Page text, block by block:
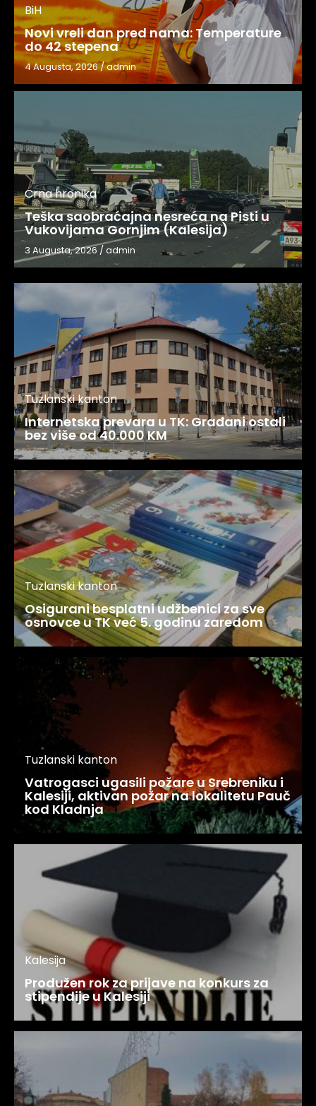
BiH
Novi vreli dan pred nama: Temperature
do 42 stepena
4 Augusta, 2026/admin
Crna hronika
Teška saobraćajna nesreća na Pisti u
Vukovijama Gornjim (Kalesija)
3 Augusta, 2026/admin
Tuzlanski kanton
Internetska prevara u TK: Građani ostali
bez više od 40.000 KM
Tuzlanski kanton
Osigurani besplatni udžbenici za sve
osnovce u TK već 5. godinu zaredom
Tuzlanski kanton
Vatrogasci ugasili požare u Srebreniku i
Kalesiji, aktivan požar na lokalitetu Pauč
kod Kladnja
Kalesija
Produžen rok za prijave na konkurs za
stipendije u Kalesiji